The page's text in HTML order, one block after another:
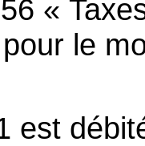
«
le
est